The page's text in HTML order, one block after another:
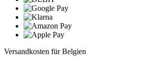
Versandkosten für Belgien